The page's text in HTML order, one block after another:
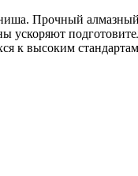
Прочный алмазный
ускоряют
к высоким